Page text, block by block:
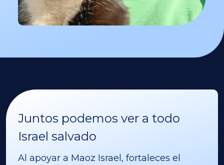
Juntos podemos ver a todo
Israel salvado
Al apoyar a Maoz Israel, fortaleces el